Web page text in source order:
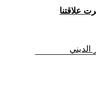
علاقتنا
الديني